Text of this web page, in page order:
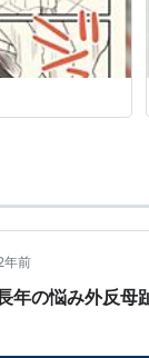
年前
年の悩み外反母